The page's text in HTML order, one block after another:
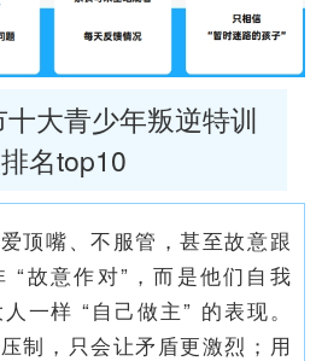
大青少年叛逆特训
名top10
顶嘴、不服管，甚至故意跟
“故意作对”，而是他们自我
一样 “自己做主” 的表现。
制，只会让矛盾更激烈；用